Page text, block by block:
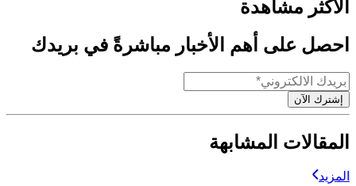
الأكثر مشاهدة
احصل على أهم الأخبار مباشرةً في بريدك
إشترك الآن
المقالات المشابهة
المزيد